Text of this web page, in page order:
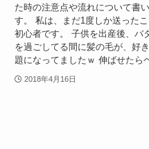
た時の注意点や流れについて書
す。 私は、まだ1度しか送ったこ
初心者です。 子供を出産後、バ
を過ごしてる間に髪の毛が、好
題になってましたｗ 伸ばせたら
2018年4月16日